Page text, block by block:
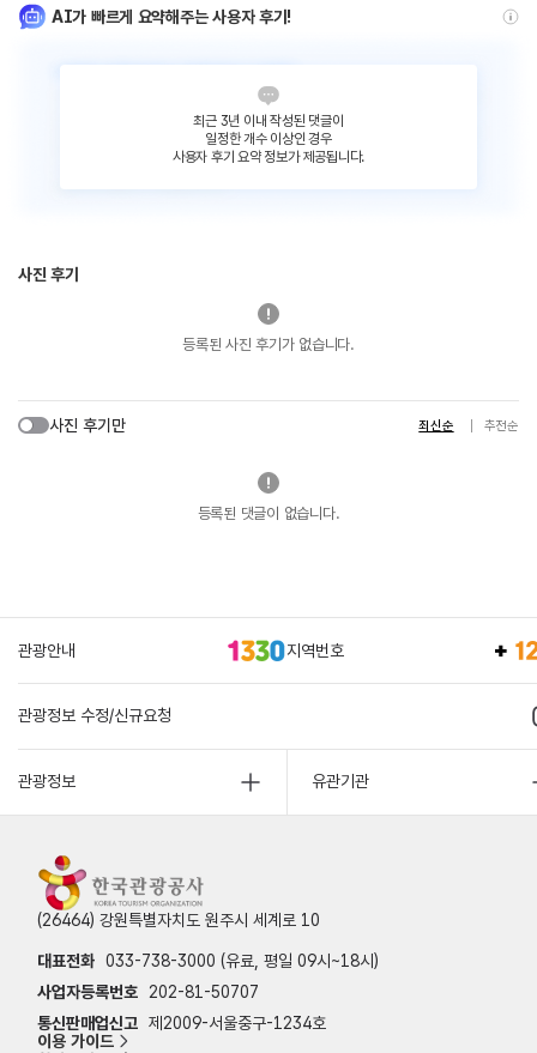
AI가 빠르게 요약해주는 사용자 후기!
최근 3년 이내 작성된 댓글이
일정한 개수 이상인 경우
사용자 후기 요약 정보가 제공됩니다.
사진 후기
등록된 사진 후기가 없습니다.
사진 후기만 최신순 추천순
등록된 댓글이 없습니다.
관광안내 지역번호
관광정보 수정/신규요청
관광정보 유관기관
(26464) 강원특별자치도 원주시 세계로 10
대표전화 033-738-3000 (유료, 평일 09시~18시)
사업자등록번호
202-81-50707
통신판매업신고 제2009-서울중구-1234호
이용 가이드